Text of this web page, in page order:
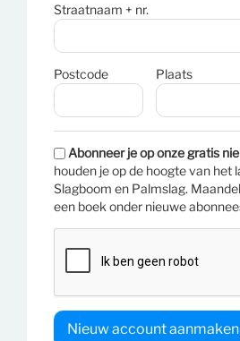
Straatnaam + nr.
Postcode Plaats
Abonneer je op onze gratis
houden je op de hoogte van het
Slagboom en Palmslag.
een boek onder nieuwe